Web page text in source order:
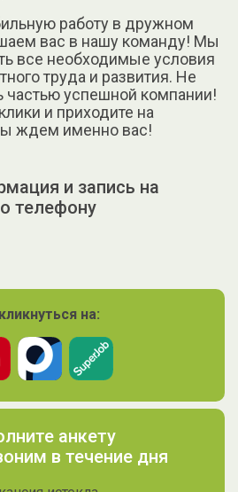
работу в дружном
вас в нашу команду! Мы
все необходимые условия
труда и развития. Не
частью успешной компании!
и приходите на
ждем именно вас!
и запись на
телефону
на:
анкету
в течение дня